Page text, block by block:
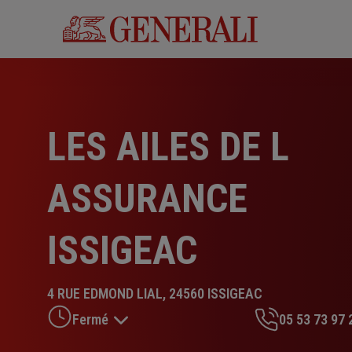
LES AILES DE L
ASSURANCE
ISSIGEAC
4 RUE EDMOND LIAL, 24560 ISSIGEAC
Fermé
05 53 73 97